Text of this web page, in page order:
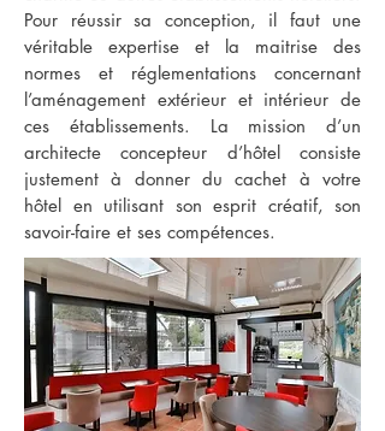
Pour réussir sa conception, il faut une
véritable expertise et la maitrise des
normes et réglementations concernant
l’aménagement extérieur et intérieur de
ces établissements. La mission d’un
architecte concepteur d’hôtel consiste
justement à donner du cachet à votre
hôtel en utilisant son esprit créatif, son
savoir-faire et ses compétences.